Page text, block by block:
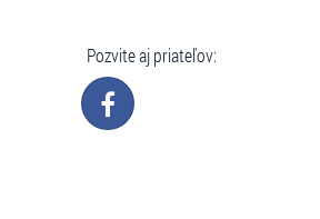
Pozvite aj priateľov: